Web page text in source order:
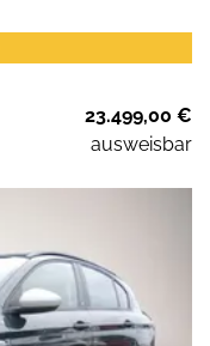
23.499,00 €
ausweisbar